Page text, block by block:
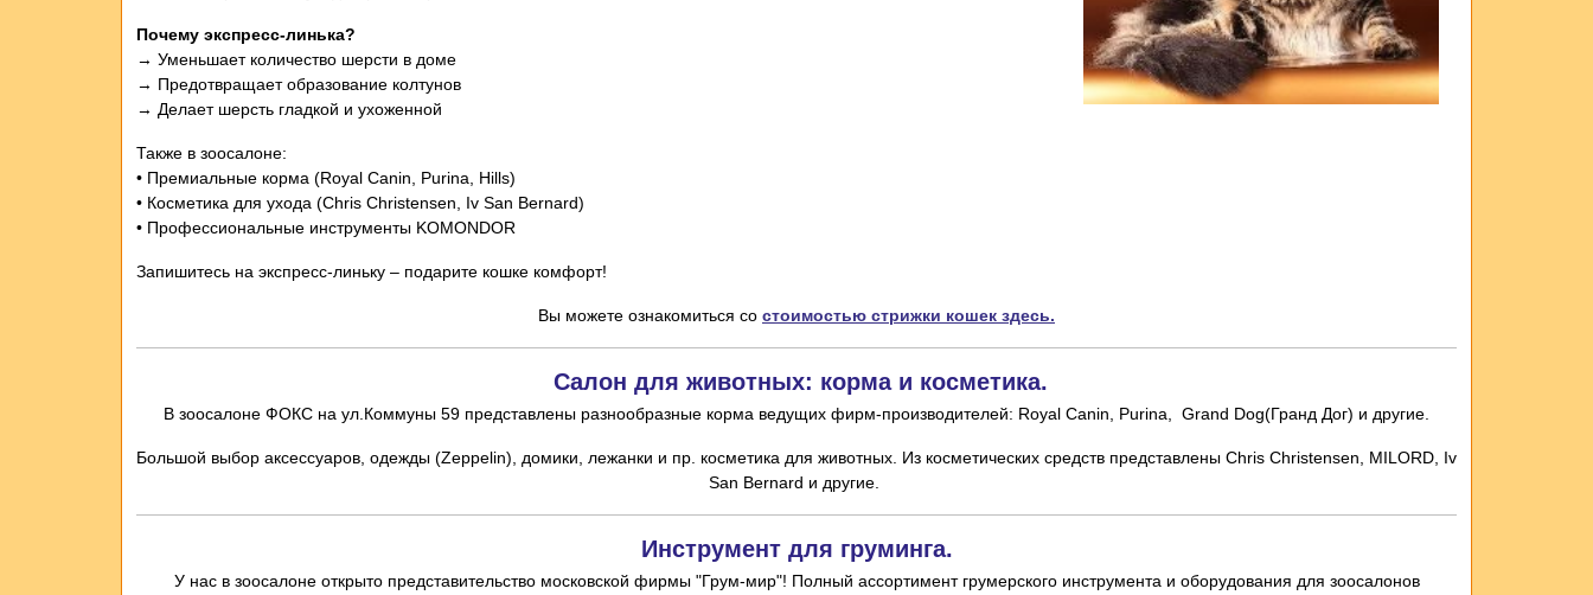
Почему экспресс-линька?
→ Уменьшает количество шерсти в доме
→ Предотвращает образование колтунов
→ Делает шерсть гладкой и ухоженной
Также в зоосалоне:
• Премиальные корма (Royal Canin, Purina, Hills)
• Косметика для ухода (Chris Christensen, Iv San Bernard)
• Профессиональные инструменты KOMONDOR
Запишитесь на экспресс-линьку – подарите кошке комфорт!
Вы можете ознакомиться со стоимостью стрижки кошек здесь.
Салон для животных: корма и косметика.
В зоосалоне ФОКС на ул.Коммуны 59 представлены разнообразные корма ведущих фирм-производителей: Royal Canin, Purina, Grand Dog(Гранд Дог) и другие.
Большой выбор аксессуаров, одежды (Zeppelin), домики, лежанки и пр. косметика для животных. Из косметических средств представлены Chris Christensen, MILORD, Iv
San Bernard и другие.
Инструмент для груминга.
У нас в зоосалоне открыто представительство московской фирмы "Грум-мир"! Полный ассортимент грумерского инструмента и оборудования для зоосалонов